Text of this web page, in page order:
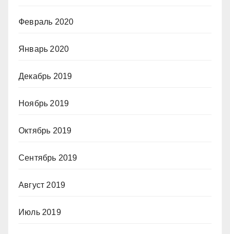
Февраль 2020
Январь 2020
Декабрь 2019
Ноябрь 2019
Октябрь 2019
Сентябрь 2019
Август 2019
Июль 2019